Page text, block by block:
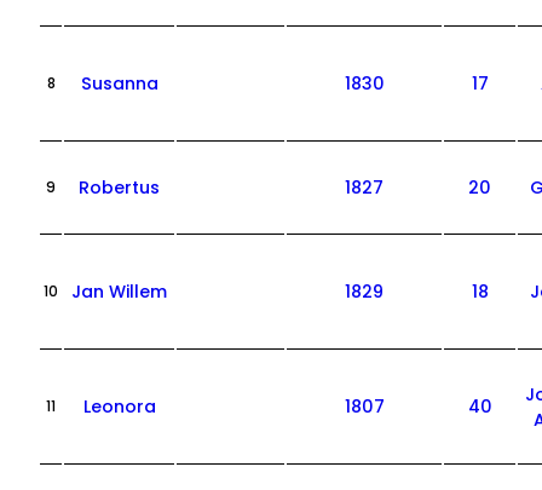
8 Susanna 1830 17
9 Robertus 1827 20
10 Jan Willem 1829 18
11 Leonora 1807 40